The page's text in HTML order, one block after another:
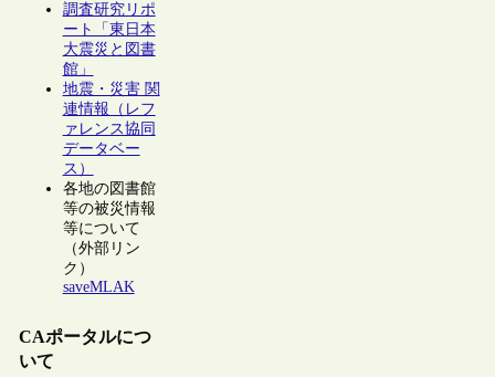
調査研究リポ
ート「東日本
大震災と図書
館」
地震・災害 関
連情報（レフ
ァレンス協同
データベー
ス）
各地の図書館
等の被災情報
等について
（外部リン
ク）
saveMLAK
CAポータルにつ
いて